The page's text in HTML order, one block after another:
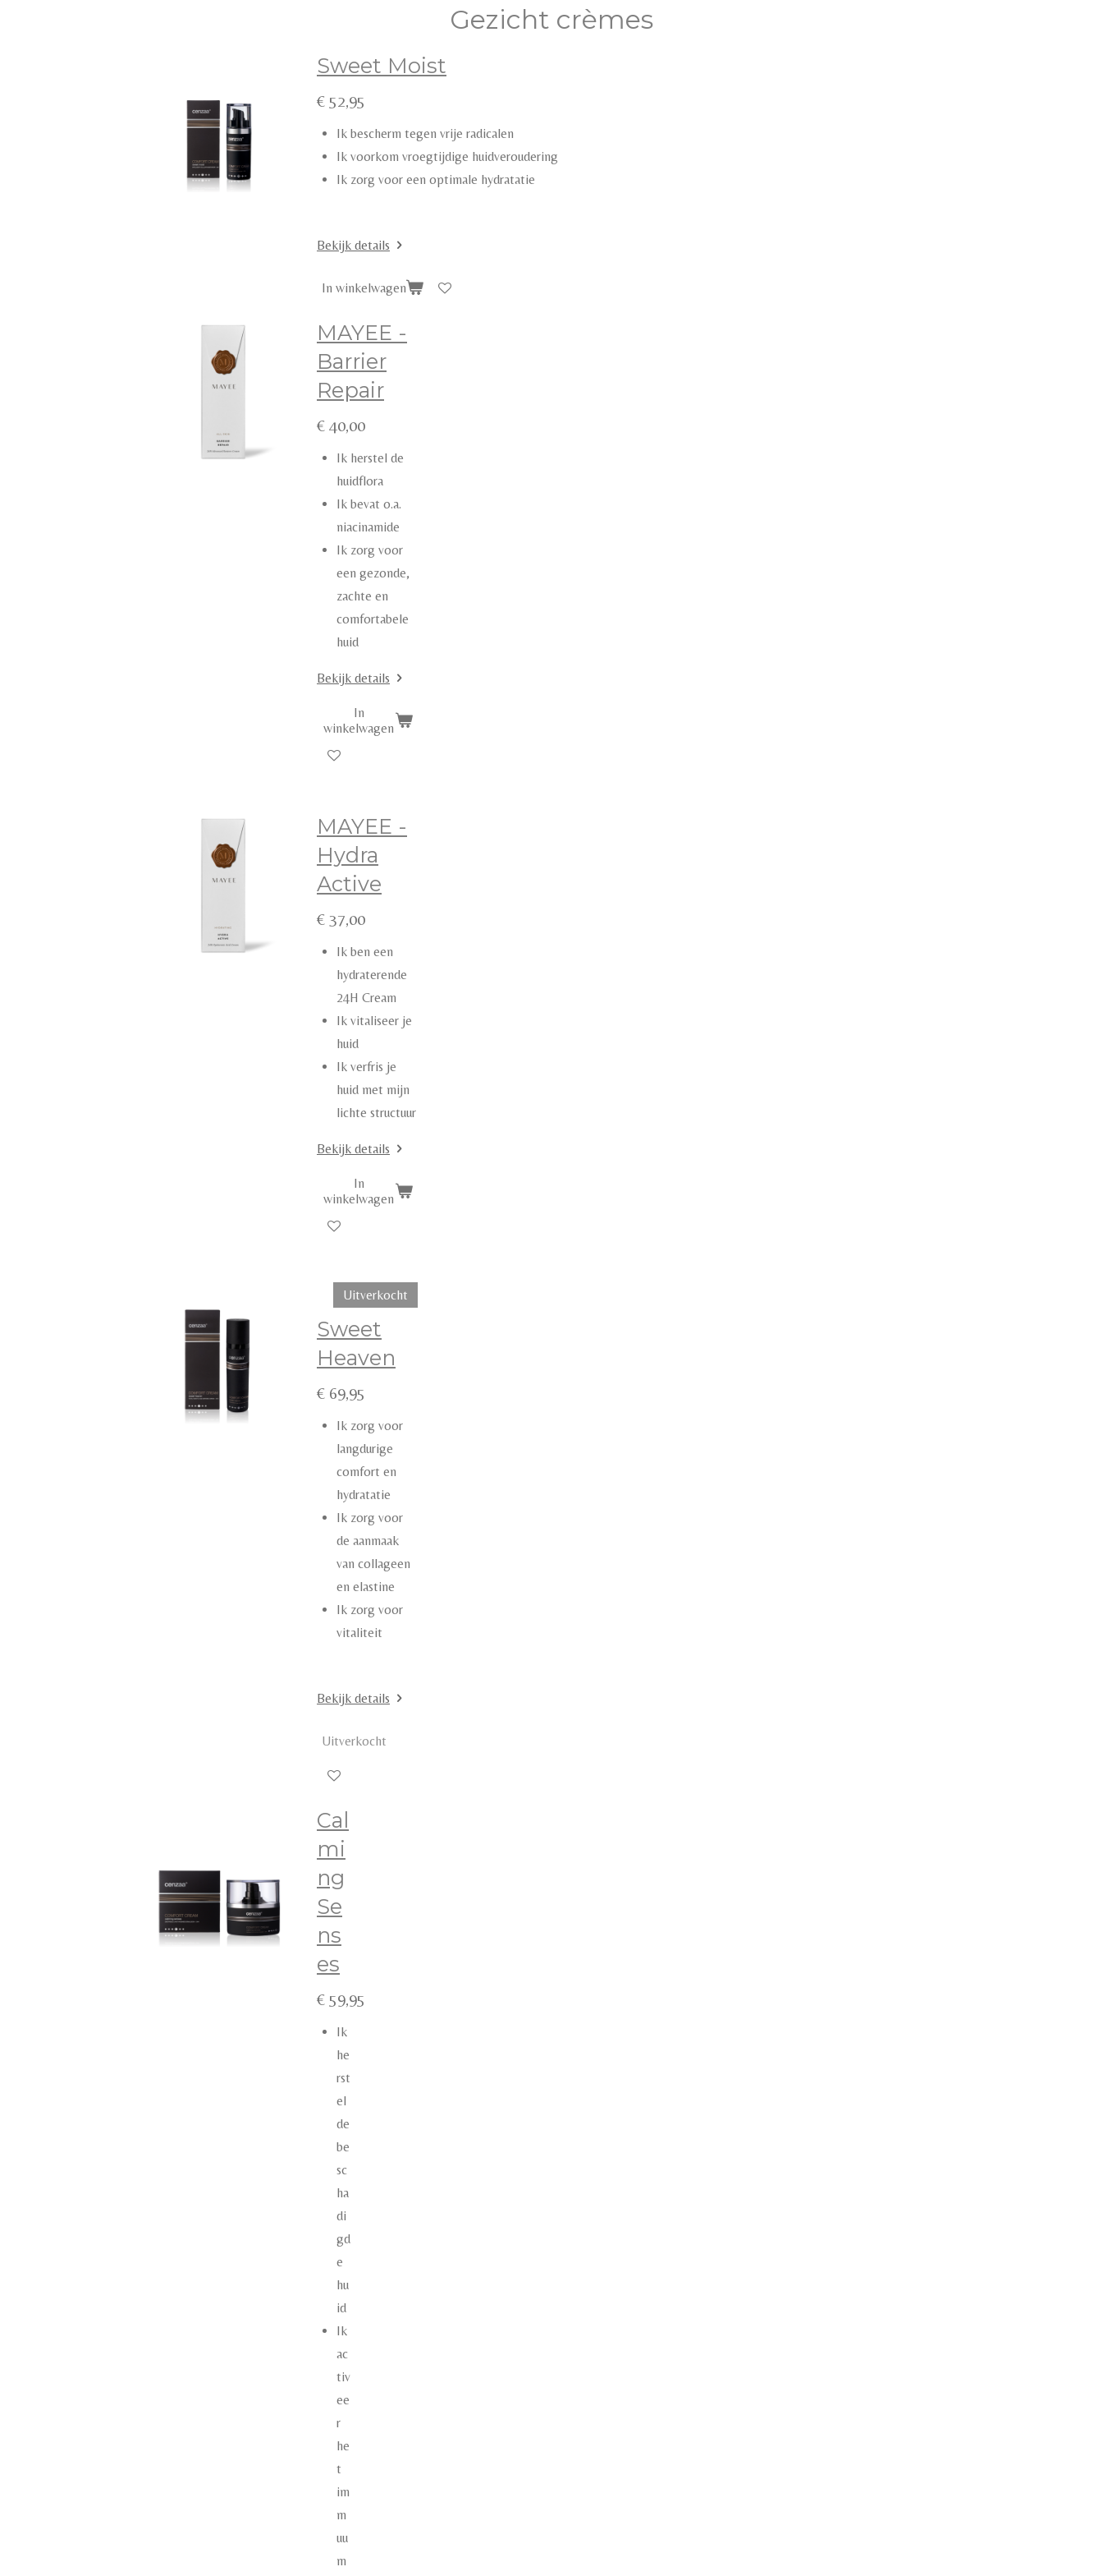
Gezicht crèmes
Sweet Moist
€ 52,95
Ik bescherm tegen vrije radicalen
Ik voorkom vroegtijdige huidveroudering
Ik zorg voor een optimale hydratatie
Bekijk details
In winkelwagen
MAYEE -
Barrier
Repair
€ 40,00
Ik herstel de
huidflora
Ik bevat o.a.
niacinamide
Ik zorg voor
een gezonde,
zachte en
comfortabele
huid
Bekijk details
In
winkelwagen
MAYEE -
Hydra
Active
€ 37,00
Ik ben een
hydraterende
24H Cream
Ik vitaliseer je
huid
Ik verfris je
huid met mijn
lichte structuur
Bekijk details
In
winkelwagen
Uitverkocht
Sweet
Heaven
€ 69,95
Ik zorg voor
langdurige
comfort en
hydratatie
Ik zorg voor
de aanmaak
van collageen
en elastine
Ik zorg voor
vitaliteit
Bekijk details
Uitverkocht
Cal
mi
ng
Se
ns
es
€ 59,95
Ik
he
rst
el
de
be
sc
ha
di
gd
e
hu
id
Ik
ac
tiv
ee
r
he
t
im
m
uu
m